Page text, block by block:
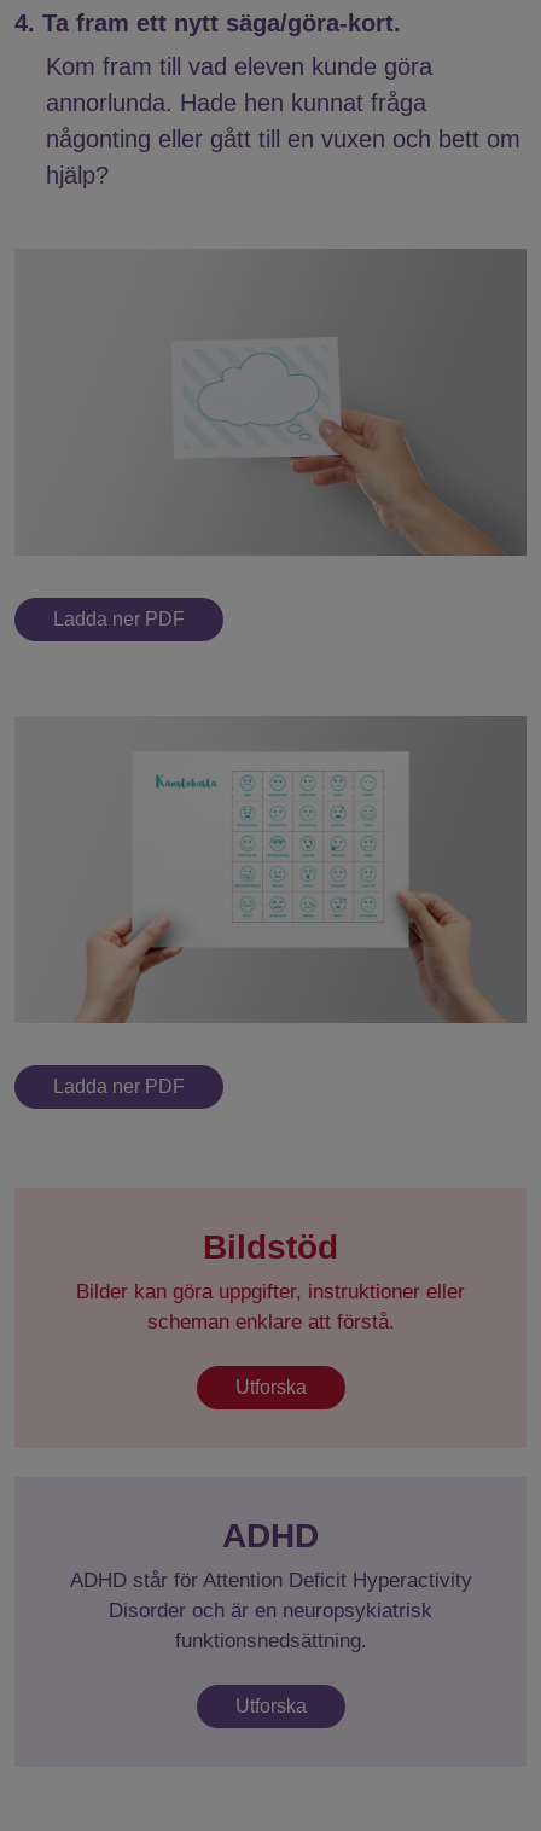
4. Ta fram ett nytt säga/göra-kort.
Kom fram till vad eleven kunde göra
annorlunda. Hade hen kunnat fråga
någonting eller gått till en vuxen och bett om
hjälp?
Ladda ner PDF
Ladda ner PDF
Bildstöd
Bilder kan göra uppgifter, instruktioner eller
scheman enklare att förstå.
Utforska
ADHD
ADHD står för Attention Deficit Hyperactivity
Disorder och är en neuropsykiatrisk
funktionsnedsättning.
Utforska